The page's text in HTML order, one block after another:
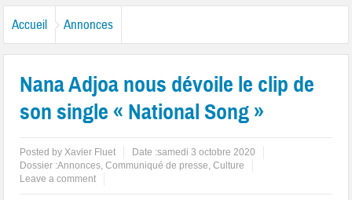
Accueil Annonces
Nana Adjoa nous dévoile le clip de
son single « National Song »
Posted byXavier Fluet Date :samedi 3 octobre 2020
Dossier :Annonces,Communiqué de presse,Culture
Leave a comment